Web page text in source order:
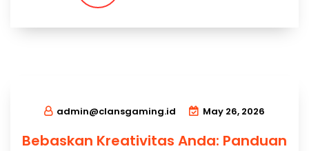
admin@clansgaming.id May 26, 2026
Bebaskan Kreativitas Anda: Panduan